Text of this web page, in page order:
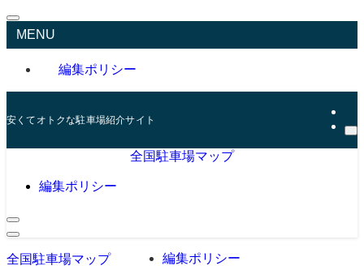
MENU
編集ポリシー
安くてオトクな駐車場紹介サイト
全国駐車場マップ
編集ポリシー
全国駐車場マップ 編集ポリシー